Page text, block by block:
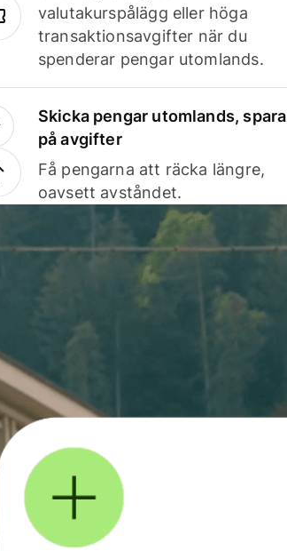
valutakurspålägg eller höga
transaktionsavgifter när du
spenderar pengar utomlands.
Skicka pengar utomlands, spara
på avgifter
Få pengarna att räcka längre,
oavsett avståndet.